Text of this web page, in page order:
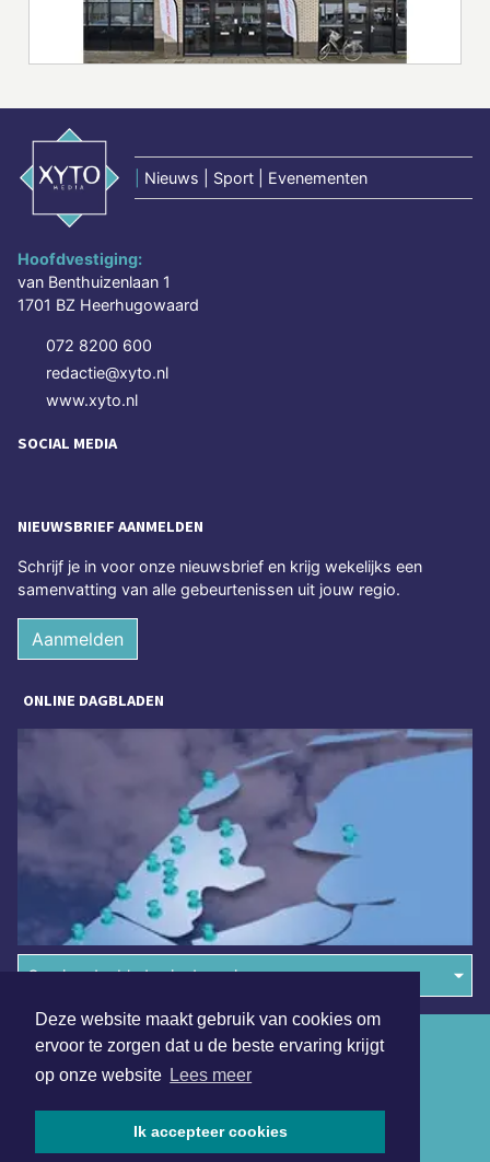
Deze website maakt gebruik van cookies om
ervoor te zorgen dat u de beste ervaring krijgt
op onze website Lees meer
Ik accepteer cookies
Nieuws | Sport | Evenementen
Hoofdvestiging:
van Benthuizenlaan 1
1701 BZ Heerhugowaard
072 8200 600
redactie@xyto.nl
www.xyto.nl
SOCIAL MEDIA
NIEUWSBRIEF AANMELDEN
Schrijf je in voor onze nieuwsbrief en krijg wekelijks een
samenvatting van alle gebeurtenissen uit jouw regio.
Aanmelden
ONLINE DAGBLADEN
Overige dagbladen in de regio
Algemene voorwaarden
Disclaimer